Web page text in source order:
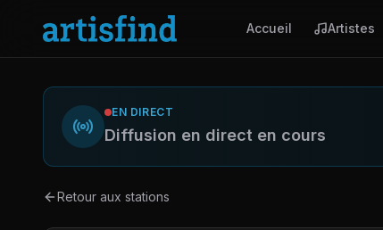
Accueil Artistes
EN DIRECT
Diffusion en direct en cours
Retour aux stations